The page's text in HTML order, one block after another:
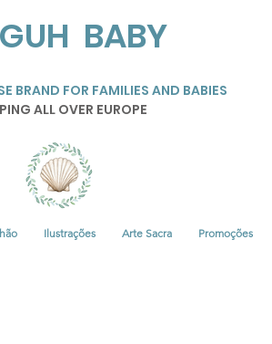
BABY
BRAND FOR FAMILIES AND BABIES
ALL OVER EUROPE
Ilustrações Arte Sacra Promoções